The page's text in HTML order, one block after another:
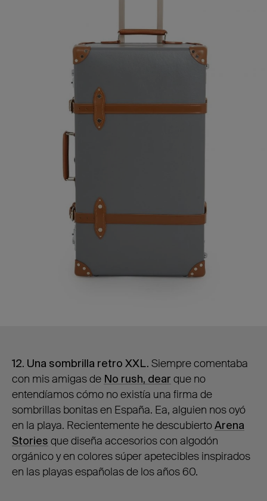
12. Una sombrilla retro XXL. Siempre comentaba
con mis amigas de No rush, dear que no
entendíamos cómo no existía una firma de
sombrillas bonitas en España. Ea, alguien nos oyó
en la playa. Recientemente he descubiertoArena
Stories que diseña accesorios con algodón
orgánico y en colores súper apetecibles inspirados
en las playas españolas de los años 60.